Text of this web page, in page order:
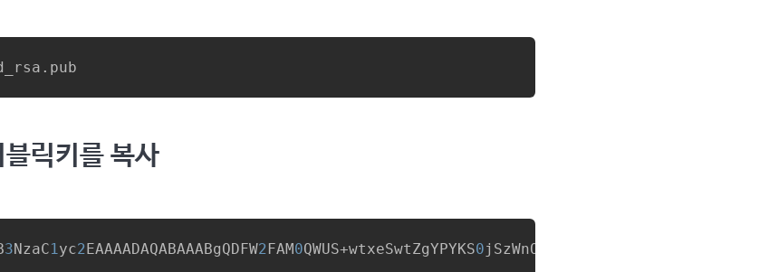
릭키를 복사
3NzaC1yc2EAAAADAQABAAABgQDFW2FAM0QWUS+wtxeSwtZgYPYKS0jSzWnOnNRLR